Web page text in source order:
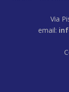
Via
email: